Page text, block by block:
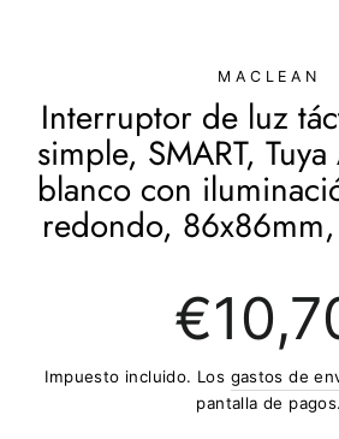
MACLEAN
Interruptor de luz
simple, SMART,
blanco con
redondo,
regular
Impuesto incluido. Los gastos de
pantalla de pagos.